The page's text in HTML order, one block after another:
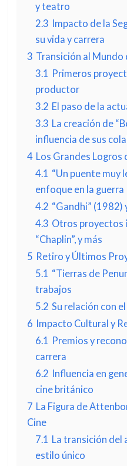
y teatro
2.3 Impacto de la
su vida y carrera
3 Transición al Mundo
3.1 Primeros
productor
3.2 El paso de la
3.3 La creación de
influencia de sus
4 Los Grandes
4.1 “Un puente muy
enfoque en la guerra
4.2 “Gandhi”
4.3 Otros proyectos
“Chaplin”, y más
5 Retiro y Últimos
5.1 “Tierras de
trabajos
5.2 Su relación con
6 Impacto Cultural y
6.1 Premios y
carrera
6.2 Influencia en
cine británico
7 La Figura de
Cine
7.1 La transición del
estilo único